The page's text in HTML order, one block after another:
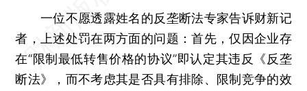
一位不愿透露姓名的反垄断法专家告诉财新记
者，上述处罚在两方面的问题：首先，仅因企业存
在“限制最低转售价格的协议”即认定其违反《反垄
断法》，而不考虑其是否具有排除、限制竞争的效